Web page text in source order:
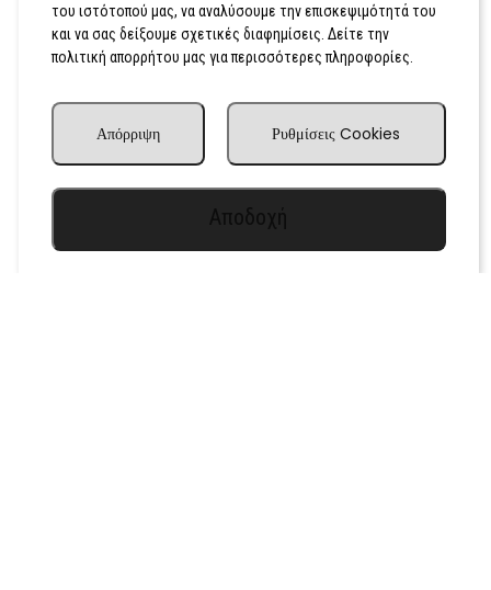
του ιστότοπού μας, να αναλύσουμε την επισκεψιμότητά του
και να σας δείξουμε σχετικές διαφημίσεις. Δείτε την
πολιτική απορρήτου μας για περισσότερες πληροφορίες.
Ρυθμίσεις Cookies
Απόρριψη